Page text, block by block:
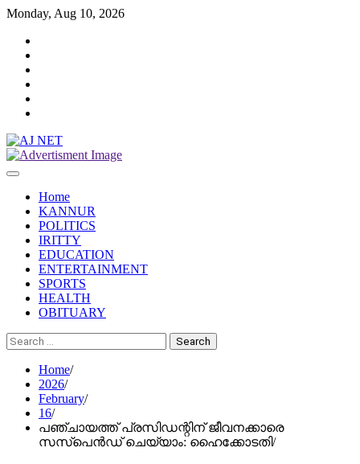
Skip
content
Monday, Aug 10, 2026
Home
KANNUR
POLITICS
IRITTY
EDUCATION
ENTERTAINMENT
SPORTS
HEALTH
OBITUARY
Search
for:
Home
2026
February
16
പഞ്ചായത്ത് പ്രസിഡന്റിന് ജീവനക്കാരെ
സസ്പെൻഡ് ചെയ്യാം: ഹൈക്കോടതി